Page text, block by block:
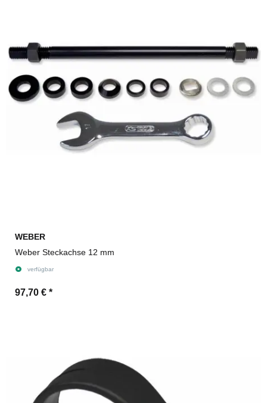
WEBER
Weber Steckachse 12 mm
verfügbar
97,70 € *